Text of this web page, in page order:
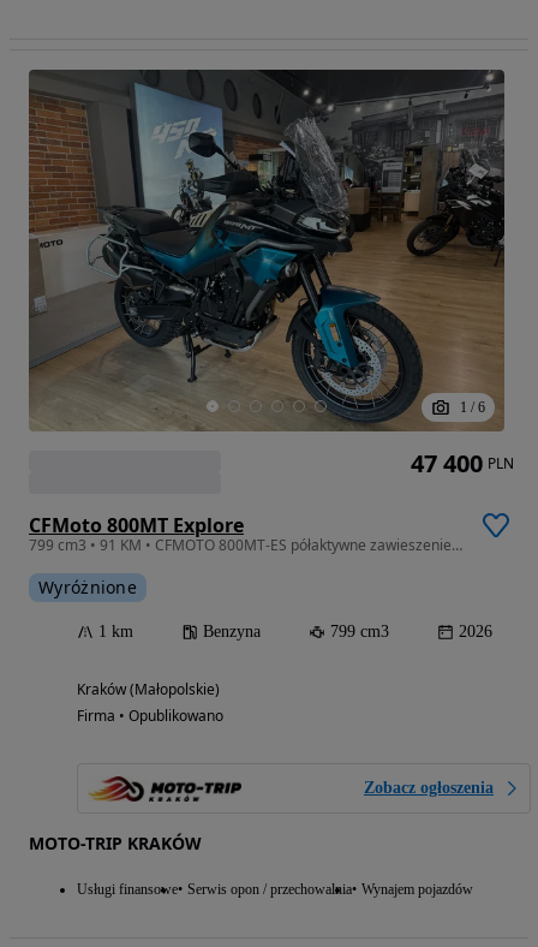
1 / 6
CFMoto 800MT Explore
799 cm3 • 91 KM • CFMOTO 800MT-ES półaktywne zawieszenie MOTO-TRIP Kraków
Wyróżnione
1 km Benzyna 799 cm3 2026
Kraków (Małopolskie)
Firma • Opublikowano
Zobacz ogłoszenia
MOTO-TRIP KRAKÓW
Usługi finansowe Serwis opon / przechowalnia Wynajem pojazdów
47 400 PLN